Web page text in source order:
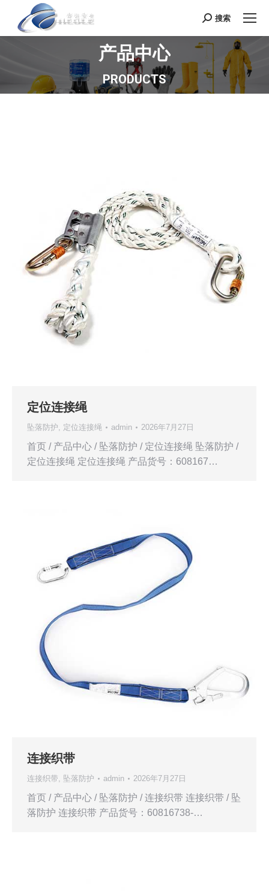
Search:
搜索
产品中心
PRODUCTS
您在这里：
定位连接绳
坠落防护, 定位连接绳 admin 2026年7月27日
首页 / 产品中心 / 坠落防护 / 定位连接绳 坠落防护 /
定位连接绳 定位连接绳 产品货号：608167…
连接织带
连接织带, 坠落防护 admin 2026年7月27日
首页 / 产品中心 / 坠落防护 / 连接织带 连接织带 / 坠
落防护 连接织带 产品货号：60816738-…